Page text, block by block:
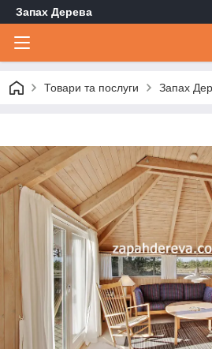
Запах Дерева
Товари та послуги Запах